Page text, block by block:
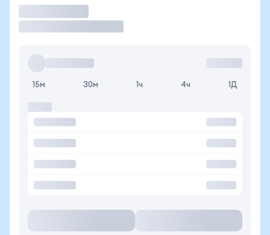
15м 30м 1ч 4ч 1Д